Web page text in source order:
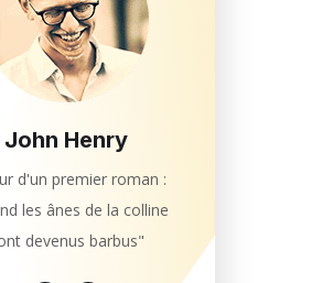
John Henry
d'un premier roman :
les ânes de la colline
devenus barbus"